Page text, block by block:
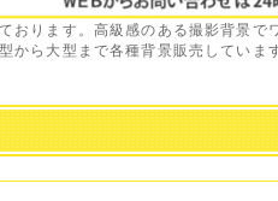
ります。高級感のある撮影背景で
から大型まで各種背景販売していま